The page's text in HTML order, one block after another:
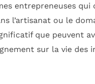
entrepreneuses qui
l’artisanat ou le
que peuvent
sur la vie des